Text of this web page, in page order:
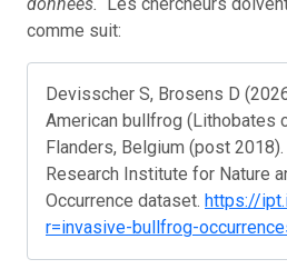
comme suit:
Devisscher S, Brosens D
American bullfrog (Lithobates
Flanders, Belgium (post
Research Institute for Nature
Occurrence dataset. https://
r=invasive-bullfrog-